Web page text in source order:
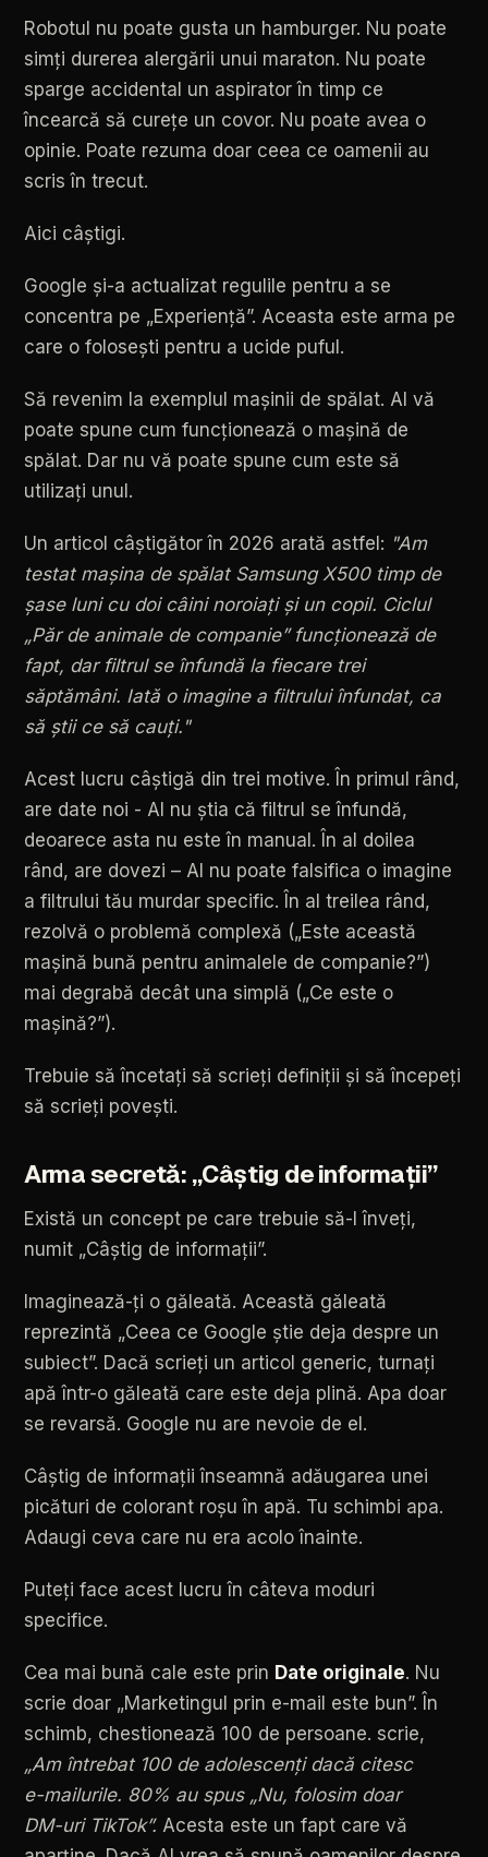
Robotul nu poate gusta un hamburger. Nu poate
simți durerea alergării unui maraton. Nu poate
sparge accidental un aspirator în timp ce
încearcă să curețe un covor. Nu poate avea o
opinie. Poate rezuma doar ceea ce oamenii au
scris în trecut.
Aici câștigi.
Google și-a actualizat regulile pentru a se
concentra pe „Experiență”. Aceasta este arma pe
care o folosești pentru a ucide puful.
Să revenim la exemplul mașinii de spălat. AI vă
poate spune cum funcționează o mașină de
spălat. Dar nu vă poate spune cum este să
utilizați unul.
Un articol câștigător în 2026 arată astfel: "Am
testat mașina de spălat Samsung X500 timp de
șase luni cu doi câini noroiați și un copil. Ciclul
„Păr de animale de companie” funcționează de
fapt, dar filtrul se înfundă la fiecare trei
săptămâni. Iată o imagine a filtrului înfundat, ca
să știi ce să cauți."
Acest lucru câștigă din trei motive. În primul rând,
are date noi - AI nu știa că filtrul se înfundă,
deoarece asta nu este în manual. În al doilea
rând, are dovezi – AI nu poate falsifica o imagine
a filtrului tău murdar specific. În al treilea rând,
rezolvă o problemă complexă („Este această
mașină bună pentru animalele de companie?”)
mai degrabă decât una simplă („Ce este o
mașină?”).
Trebuie să încetați să scrieți definiții și să începeți
să scrieți povești.
Armasecretă: „Câștig deinformații”
Există un concept pe care trebuie să-l înveți,
numit „Câștig de informații”.
Imaginează-ți o găleată. Această găleată
reprezintă „Ceea ce Google știe deja despre un
subiect”. Dacă scrieți un articol generic, turnați
apă într-o găleată care este deja plină. Apa doar
se revarsă. Google nu are nevoie de el.
Câștig de informații înseamnă adăugarea unei
picături de colorant roșu în apă. Tu schimbi apa.
Adaugi ceva care nu era acolo înainte.
Puteți face acest lucru în câteva moduri
specifice.
Cea mai bună cale este prin Date originale. Nu
scrie doar „Marketingul prin e-mail este bun”. În
schimb, chestionează 100 de persoane. scrie,
„Am întrebat 100 de adolescenți dacă citesc
e-mailurile. 80% au spus „Nu, folosim doar
DM-uri TikTok”. Acesta este un fapt care vă